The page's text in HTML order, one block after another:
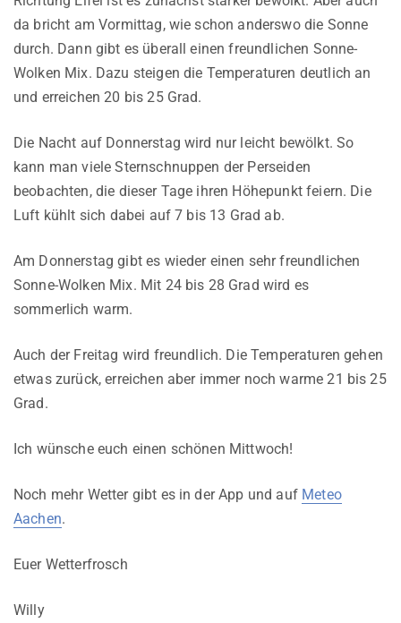
da bricht am Vormittag, wie schon anderswo die Sonne
durch. Dann gibt es überall einen freundlichen Sonne-
Wolken Mix. Dazu steigen die Temperaturen deutlich an
und erreichen 20 bis 25 Grad.
Die Nacht auf Donnerstag wird nur leicht bewölkt. So
kann man viele Sternschnuppen der Perseiden
beobachten, die dieser Tage ihren Höhepunkt feiern. Die
Luft kühlt sich dabei auf 7 bis 13 Grad ab.
Am Donnerstag gibt es wieder einen sehr freundlichen
Sonne-Wolken Mix. Mit 24 bis 28 Grad wird es
sommerlich warm.
Auch der Freitag wird freundlich. Die Temperaturen gehen
etwas zurück, erreichen aber immer noch warme 21 bis 25
Grad.
Ich wünsche euch einen schönen Mittwoch!
Noch mehr Wetter gibt es in der App und auf Meteo
Aachen.
Euer Wetterfrosch
Willy